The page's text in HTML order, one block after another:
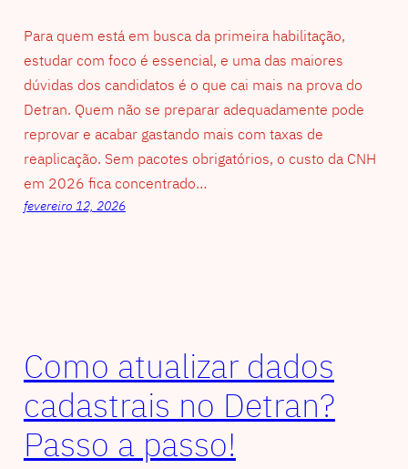
Para quem está em busca da primeira habilitação,
estudar com foco é essencial, e uma das maiores
dúvidas dos candidatos é o que cai mais na prova do
Detran. Quem não se preparar adequadamente pode
reprovar e acabar gastando mais com taxas de
reaplicação. Sem pacotes obrigatórios, o custo da CNH
em 2026 fica concentrado…
fevereiro 12, 2026
Como atualizar dados
cadastrais no Detran?
Passo a passo!